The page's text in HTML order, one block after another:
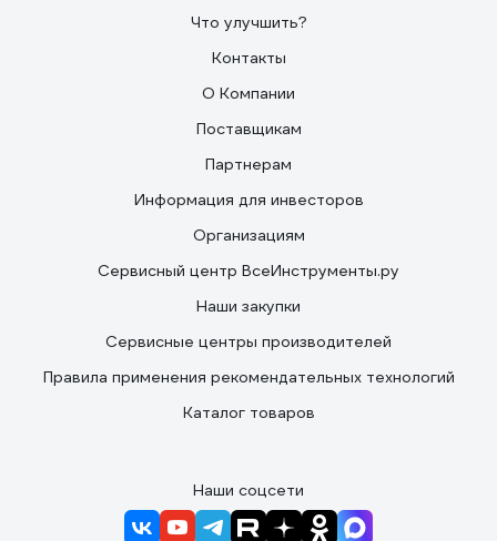
Что улучшить?
Контакты
О Компании
Поставщикам
Партнерам
Информация для инвесторов
Организациям
Сервисный центр ВсеИнструменты.ру
Наши закупки
Сервисные центры производителей
Правила применения рекомендательных технологий
Каталог товаров
Наши соцсети